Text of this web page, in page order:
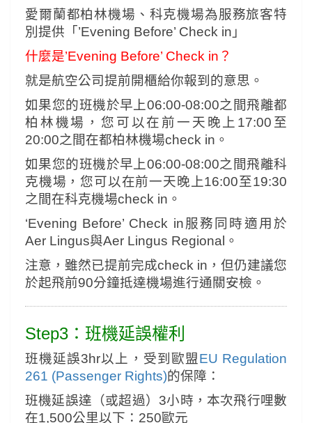
愛爾蘭都柏林機場、科克機場為服務旅客特
別提供「’Evening Before’ Check in」
什麼是’Evening Before’ Check in？
就是航空公司提前開櫃給你報到的意思。
如果您的班機於早上06:00-08:00之間飛離都
柏林機場，您可以在前一天晚上17:00至
20:00之間在都柏林機場check in。
如果您的班機於早上06:00-08:00之間飛離科
克機場，您可以在前一天晚上16:00至19:30
之間在科克機場check in。
‘Evening Before’ Check in服務同時適用於
Aer Lingus與Aer Lingus Regional。
注意，雖然已提前完成check in，但仍建議您
於起飛前90分鐘抵達機場進行通關安檢。
Step3：班機延誤權利
班機延誤3hr以上，受到歐盟EU Regulation
261 (Passenger Rights)的保障：
班機延誤達（或超過）3小時，本次飛行哩數
在1,500公里以下：250歐元